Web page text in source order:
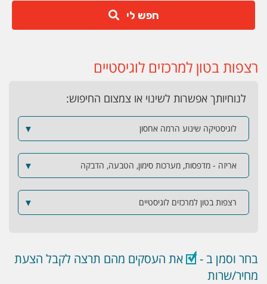
חפש לי
רצפות בטון למרכזים לוגיסטיים
לנוחיותך אפשרות לשינוי או צמצום החיפוש:
לוגיסטיקה שינוע הרמה אחסון ▼
אריזה - מדפסות, מערכות סימון, הטבעה, הדבקה ▼
רצפות בטון למרכזים לוגיסטיים ▼
בחר וסמן ב -
את העסקים מהם תרצה לקבל הצעת
מחיר/שרות